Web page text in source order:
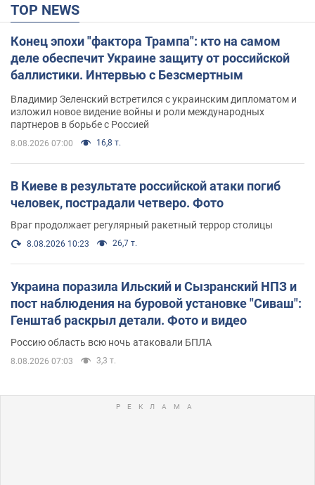
TOP NEWS
Конец эпохи "фактора Трампа": кто на самом
деле обеспечит Украине защиту от российской
баллистики. Интервью с Безсмертным
Владимир Зеленский встретился с украинским дипломатом и
изложил новое видение войны и роли международных
партнеров в борьбе с Россией
8.08.2026 07:00 16,8 т.
В Киеве в результате российской атаки погиб
человек, пострадали четверо. Фото
Враг продолжает регулярный ракетный террор столицы
8.08.2026 10:23 26,7 т.
Украина поразила Ильский и Сызранский НПЗ и
пост наблюдения на буровой установке "Сиваш":
Генштаб раскрыл детали. Фото и видео
Россию область всю ночь атаковали БПЛА
8.08.2026 07:03 3,3 т.